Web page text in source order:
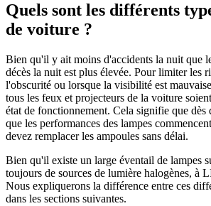
Quels sont les différents
de voiture ?
Bien qu'il y ait moins d'accidents la nuit que
décès la nuit est plus élevée. Pour limiter les
l'obscurité ou lorsque la visibilité est
tous les feux et projecteurs de la voiture
état de fonctionnement. Cela signifie que dès
que les performances des lampes
devez remplacer les ampoules sans délai.
Bien qu'il existe un large éventail de lampes
toujours de sources de lumière halogènes, à
Nous expliquerons la différence entre ces
dans les sections suivantes.